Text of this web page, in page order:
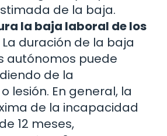
de la baja.
la baja laboral de los
La duración de la baja
autónomos puede
de la
lesión. En general, la
de la incapacidad
12 meses,